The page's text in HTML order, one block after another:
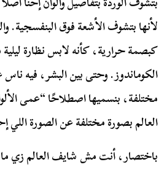
لأنها بتشوف الأشعة فوق البنفسجية.
كبصمة حرارية، كأنه لابس نظارة ليلية
الكوماندوز. وحتى بين البشر، فيه
مختلفة، بنسميها اصطلاحًا “عمى
العالم بصورة مختلفة عن الصورة اللي
باختصار، أنت مش شايف العالم زي